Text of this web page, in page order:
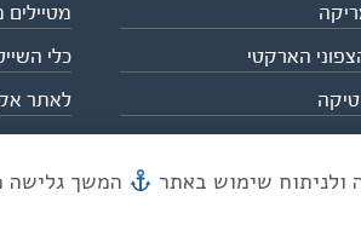
הארקטי
מטיילים
כלי
לאתר
מייל mail@eco.co.il
המשך גלישה